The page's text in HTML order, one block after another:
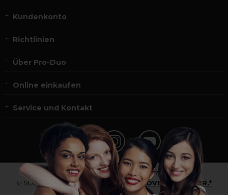
Kundenkonto
Richtlinien
Über Pro-Duo
Online einkaufen
Service und Kontakt
*Du bist kein Profikunde?
BESUCHE
UNSERE WEBSEITE FÜR ENDVERBRAUCHER.*